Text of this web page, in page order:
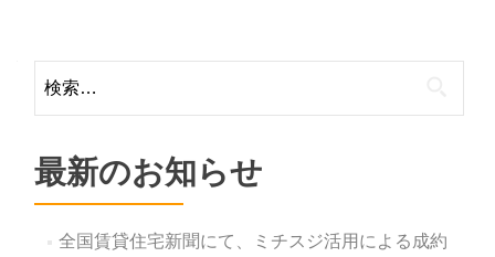
索:
最新のお知らせ
全国賃貸住宅新聞にて、ミチスジ活用による成約